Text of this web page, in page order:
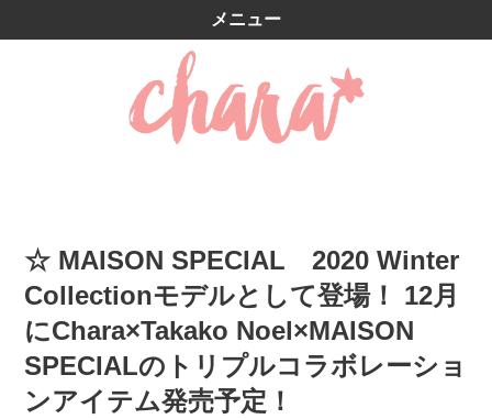
メニュー
☆ MAISON SPECIAL 2020 Winter
Collectionモデルとして登場！ 12月
にChara×Takako Noel×MAISON
SPECIALのトリプルコラボレーショ
ンアイテム発売予定！